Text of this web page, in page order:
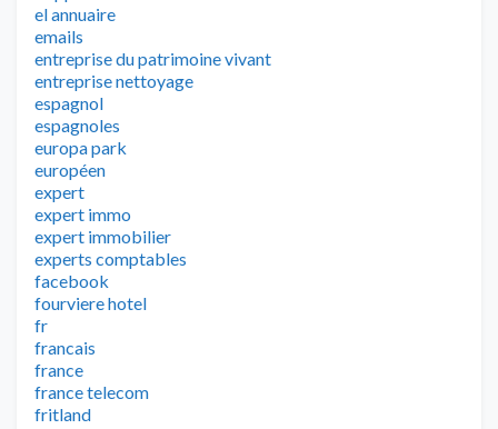
el annuaire
emails
entreprise du patrimoine vivant
entreprise nettoyage
espagnol
espagnoles
europa park
européen
expert
expert immo
expert immobilier
experts comptables
facebook
fourviere hotel
fr
francais
france
france telecom
fritland